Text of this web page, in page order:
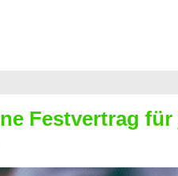
Festvertrag